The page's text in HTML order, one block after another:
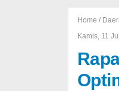
Home /
Kamis, 11